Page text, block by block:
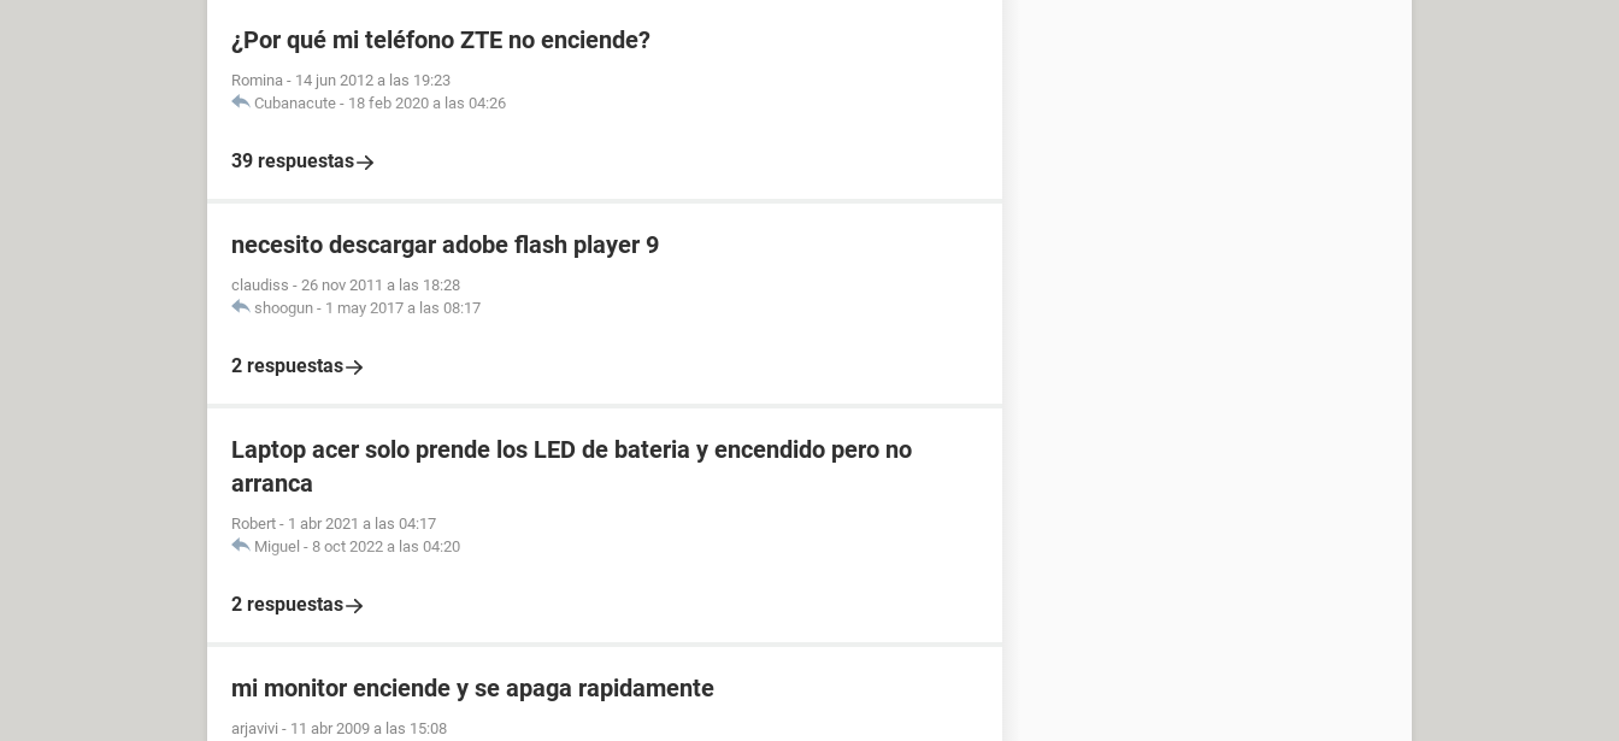
¿Por qué mi teléfono ZTE no enciende?
Romina - 14 jun 2012 a las 19:23
Cubanacute - 18 feb 2020 a las 04:26
39 respuestas
necesito descargar adobe flash player 9
claudiss - 26 nov 2011 a las 18:28
shoogun - 1 may 2017 a las 08:17
2 respuestas
Laptop acer solo prende los LED de bateria y encendido pero no
arranca
Robert - 1 abr 2021 a las 04:17
Miguel - 8 oct 2022 a las 04:20
2 respuestas
mi monitor enciende y se apaga rapidamente
arjavivi - 11 abr 2009 a las 15:08